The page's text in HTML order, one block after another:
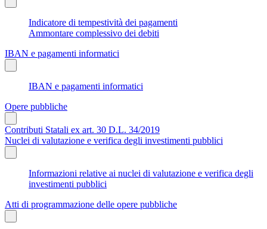
Indicatore di tempestività dei pagamenti
Ammontare complessivo dei debiti
IBAN e pagamenti informatici
IBAN e pagamenti informatici
Opere pubbliche
Contributi Statali ex art. 30 D.L. 34/2019
Nuclei di valutazione e verifica degli investimenti pubblici
Informazioni relative ai nuclei di valutazione e verifica degli
investimenti pubblici
Atti di programmazione delle opere pubbliche